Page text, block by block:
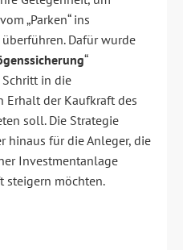
„Parken“ ins
Dafür wurde
“
in die
Erhalt der Kaufkraft des
soll. Die Strategie
hinaus für die Anleger, die
Investmentanlage
steigern möchten.